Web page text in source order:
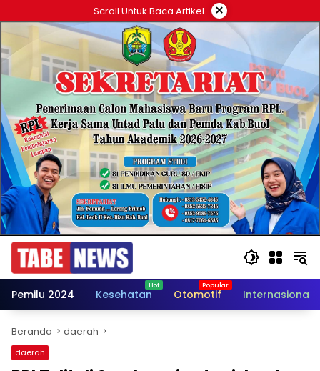
ke
konten
Scroll Untuk Baca Artikel ×
Pemilu 2024 Kesehatan Otomotif Internasional
Beranda daerah
daerah